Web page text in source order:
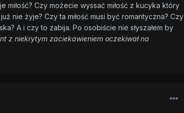
Czy możecie wyssać miłość z kucyka który
nie żyje? Czy ta miłość musi być romantyczna? Czy
A i czy to zabija. Po osobiście nie słyszałem by
z niekrytym zaciekawieniem oczekiwał na